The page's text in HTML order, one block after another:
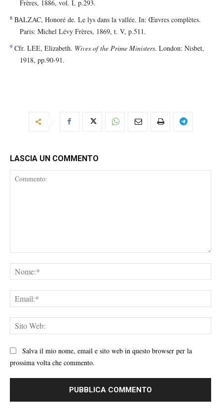
Frères, 1886, vol. I, p.293.
8 BALZAC, Honoré de. Le lys dans la vallée. In: Œuvres complètes.
Paris: Michel Lévy Frères, 1869, t. V, p.511.
9 Cfr. LEE, Elizabeth. Wives of the Prime Ministers. London: Nisbet,
1918, pp.90-91.
LASCIA UN COMMENTO
Salva il mio nome, email e sito web in questo browser per la
prossima volta che commento.